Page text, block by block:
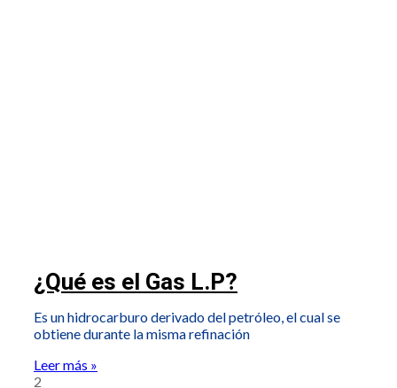
¿Qué es el Gas L.P?
Es un hidrocarburo derivado del petróleo, el cual se
obtiene durante la misma refinación
Leer más »